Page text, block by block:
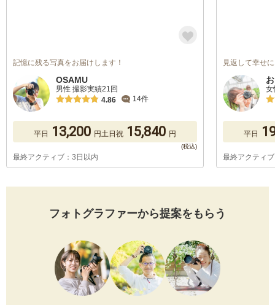
記憶に残る写真をお届けします！
OSAMU
男性 撮影実績21回
4.86
14件
平日 13,200 円土日祝 15,840 円
最終アクティブ：3日以内
見返して幸せ
女
平日
最終アクティ
フォトグラファーから提案をもらう